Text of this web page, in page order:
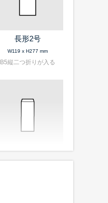
長形2号
W119 x H277 mm
B5縦二つ折りが入る
洋形5号タテ